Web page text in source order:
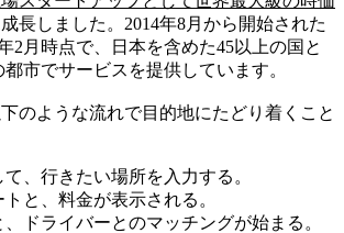
長しました。2014年8月から開始された
2月時点で、日本を含めた45以上の国と
市でサービスを提供しています。
のような流れで目的地にたどり着くこと
、行きたい場所を入力する。
と、料金が表示される。
ドライバーとのマッチングが始まる。